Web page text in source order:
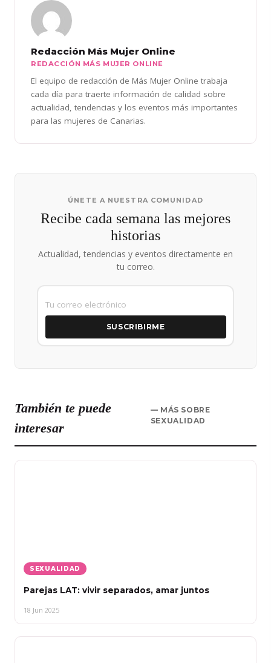
Redacción Más Mujer Online
REDACCIÓN MÁS MUJER ONLINE
El equipo de redacción de Más Mujer Online trabaja
cada día para traerte información de calidad sobre
actualidad, tendencias y los eventos más importantes
para las mujeres de Canarias.
ÚNETE A NUESTRA COMUNIDAD
Recibe cada semana las mejores
historias
Actualidad, tendencias y eventos directamente en
tu correo.
SUSCRIBIRME
También te puede
interesar
— MÁS SOBRE
SEXUALIDAD
SEXUALIDAD
Parejas LAT: vivir separados, amar juntos
18 Jun 2025